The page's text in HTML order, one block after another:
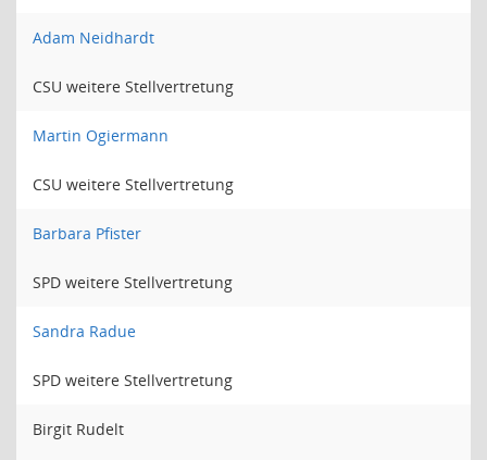
Adam Neidhardt
CSU weitere Stellvertretung
Martin Ogiermann
CSU weitere Stellvertretung
Barbara Pfister
SPD weitere Stellvertretung
Sandra Radue
SPD weitere Stellvertretung
Birgit Rudelt